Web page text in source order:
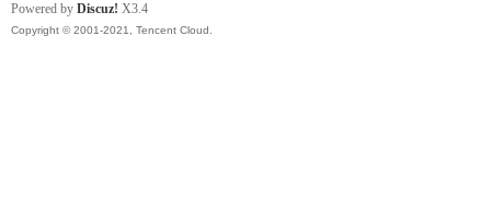
Powered by Discuz! X3.4
Copyright © 2001-2021, Tencent Cloud.